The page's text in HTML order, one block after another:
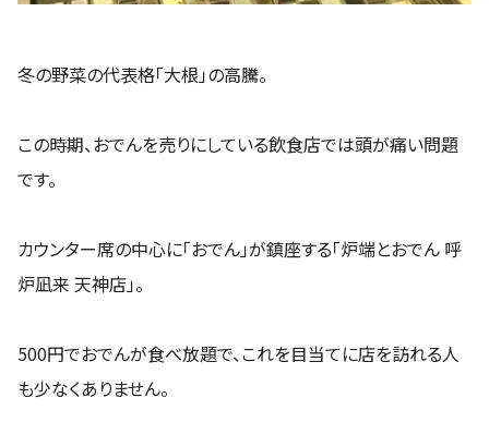
冬の野菜の代表格「大根」の高騰。
この時期、おでんを売りにしている飲食店では頭が痛い問題
です。
カウンター席の中心に「おでん」が鎮座する「炉端とおでん 呼
炉凪来 天神店」。
500円でおでんが食べ放題で、これを目当てに店を訪れる人
も少なくありません。